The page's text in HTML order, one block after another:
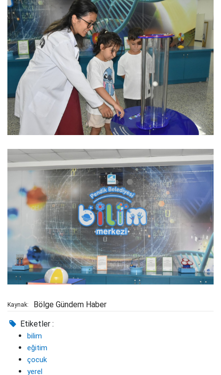
Kaynak: Bölge Gündem Haber
Etiketler :
bilim
eğitim
çocuk
yerel